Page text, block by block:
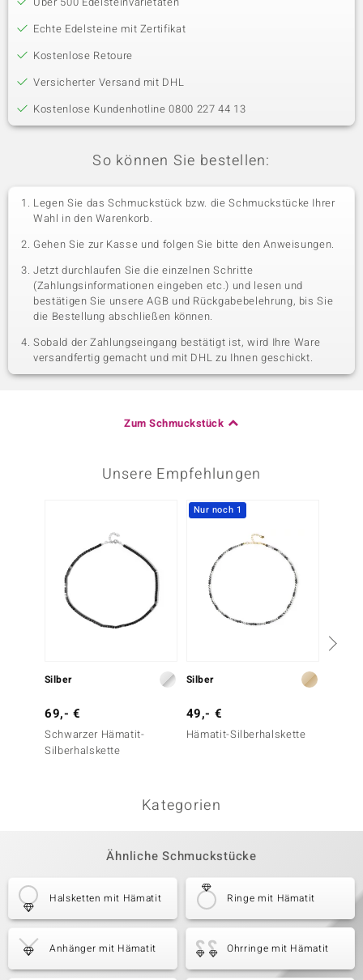
Echte Edelsteine mit Zertifikat
Kostenlose Retoure
Versicherter Versand mit DHL
Kostenlose Kundenhotline 0800 227 44 13
So können Sie bestellen:
Legen Sie das Schmuckstück bzw. die Schmuckstücke Ihrer
Wahl in den Warenkorb.
Gehen Sie zur Kasse und folgen Sie bitte den Anweisungen.
Jetzt durchlaufen Sie die einzelnen Schritte
(Zahlungsinformationen eingeben etc.) und lesen und
bestätigen Sie unsere AGB und Rückgabebelehrung, bis Sie
die Bestellung abschließen können.
Sobald der Zahlungseingang bestätigt ist, wird Ihre Ware
versandfertig gemacht und mit DHL zu Ihnen geschickt.
Zum Schmuckstück
Unsere Empfehlungen
Silber
69,- €
Schwarzer Hämatit-
Silberhalskette
Nur noch 1
Silber
49,- €
Hämatit-Silberhalskette
Kategorien
Ähnliche Schmuckstücke
Halsketten mit Hämatit Ringe mit Hämatit
Anhänger mit Hämatit Ohrringe mit Hämatit